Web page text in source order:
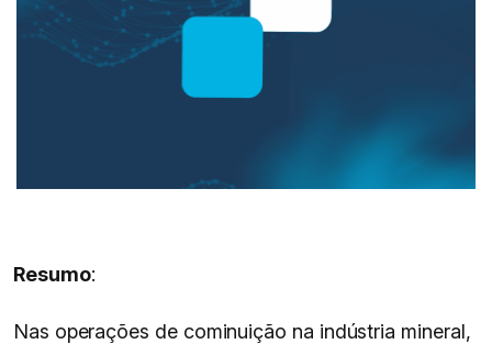
Resumo:
Nas operações de cominuição na indústria mineral,